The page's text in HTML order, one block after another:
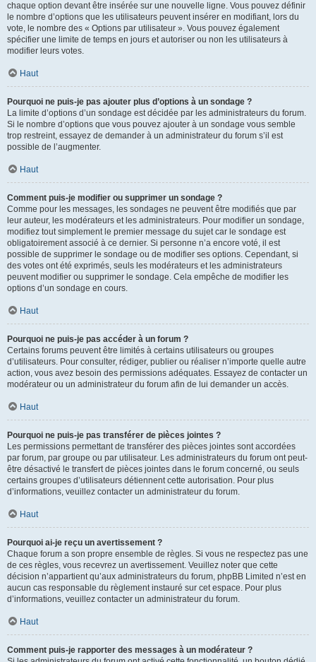
chaque option devant être insérée sur une nouvelle ligne. Vous pouvez définir
le nombre d’options que les utilisateurs peuvent insérer en modifiant, lors du
vote, le nombre des « Options par utilisateur ». Vous pouvez également
spécifier une limite de temps en jours et autoriser ou non les utilisateurs à
modifier leurs votes.
Haut
Pourquoi ne puis-je pas ajouter plus d’options à un sondage ?
La limite d’options d’un sondage est décidée par les administrateurs du forum.
Si le nombre d’options que vous pouvez ajouter à un sondage vous semble
trop restreint, essayez de demander à un administrateur du forum s’il est
possible de l’augmenter.
Haut
Comment puis-je modifier ou supprimer un sondage ?
Comme pour les messages, les sondages ne peuvent être modifiés que par
leur auteur, les modérateurs et les administrateurs. Pour modifier un sondage,
modifiez tout simplement le premier message du sujet car le sondage est
obligatoirement associé à ce dernier. Si personne n’a encore voté, il est
possible de supprimer le sondage ou de modifier ses options. Cependant, si
des votes ont été exprimés, seuls les modérateurs et les administrateurs
peuvent modifier ou supprimer le sondage. Cela empêche de modifier les
options d’un sondage en cours.
Haut
Pourquoi ne puis-je pas accéder à un forum ?
Certains forums peuvent être limités à certains utilisateurs ou groupes
d’utilisateurs. Pour consulter, rédiger, publier ou réaliser n’importe quelle autre
action, vous avez besoin des permissions adéquates. Essayez de contacter un
modérateur ou un administrateur du forum afin de lui demander un accès.
Haut
Pourquoi ne puis-je pas transférer de pièces jointes ?
Les permissions permettant de transférer des pièces jointes sont accordées
par forum, par groupe ou par utilisateur. Les administrateurs du forum ont peut-
être désactivé le transfert de pièces jointes dans le forum concerné, ou seuls
certains groupes d’utilisateurs détiennent cette autorisation. Pour plus
d’informations, veuillez contacter un administrateur du forum.
Haut
Pourquoi ai-je reçu un avertissement ?
Chaque forum a son propre ensemble de règles. Si vous ne respectez pas une
de ces règles, vous recevrez un avertissement. Veuillez noter que cette
décision n’appartient qu’aux administrateurs du forum, phpBB Limited n’est en
aucun cas responsable du règlement instauré sur cet espace. Pour plus
d’informations, veuillez contacter un administrateur du forum.
Haut
Comment puis-je rapporter des messages à un modérateur ?